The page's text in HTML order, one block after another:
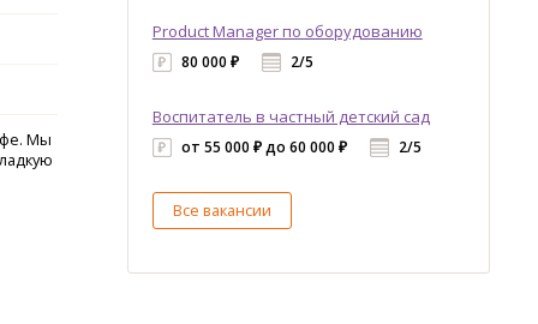
Мы
Product Manager по оборудованию
80 000 ₽ 2/5
Воспитатель в частный детский сад
от 55 000 ₽ до 60 000 ₽ 2/5
Все вакансии